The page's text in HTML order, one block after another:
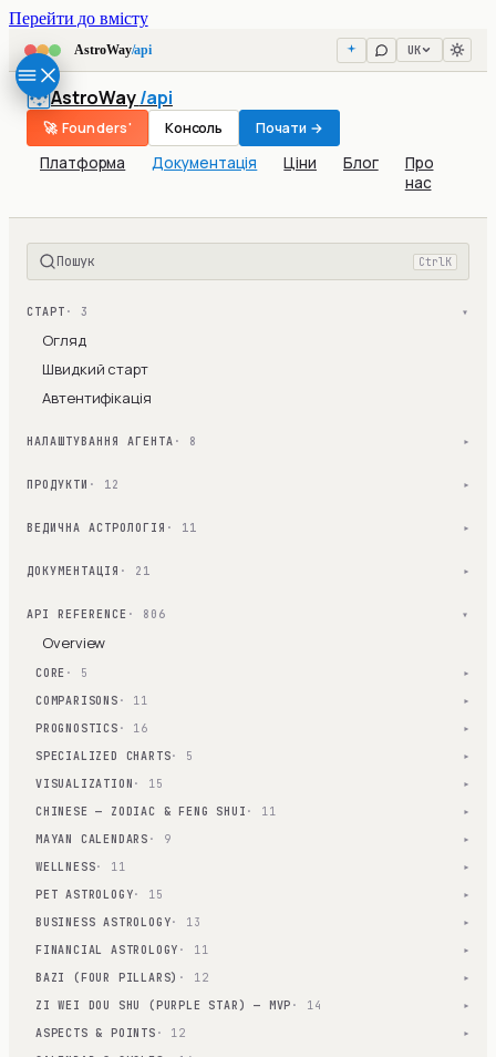
Перейти до вмісту
AstroWay/api UK
AstroWay/api
Платформа Документація Ціни Блог
Про
нас
🚀 Founders' Консоль Почати →
Пошук Ctrl K
СТАРТ · 3 ▾
Огляд
Швидкий старт
Автентифікація
НАЛАШТУВАННЯ АГЕНТА · 8 ▾
ПРОДУКТИ · 12 ▾
ВЕДИЧНА АСТРОЛОГІЯ · 11 ▾
ДОКУМЕНТАЦІЯ · 21 ▾
API REFERENCE · 806 ▾
Overview
CORE · 5 ▾
COMPARISONS · 11 ▾
PROGNOSTICS · 16 ▾
SPECIALIZED CHARTS· 5 ▾
VISUALIZATION · 15 ▾
CHINESE — ZODIAC & FENG SHUI · 11 ▾
MAYAN CALENDARS · 9 ▾
WELLNESS· 11 ▾
PET ASTROLOGY· 15 ▾
BUSINESS ASTROLOGY· 13 ▾
FINANCIAL ASTROLOGY · 11 ▾
BAZI (FOUR PILLARS) · 12 ▾
ZI WEI DOU SHU (PURPLE STAR) — MVP · 14 ▾
ASPECTS & POINTS · 12 ▾